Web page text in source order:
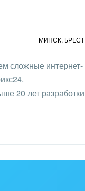
и фармацевтика
аксессуары,
МИНСК, БРЕСТ
сложные интернет-
20 лет разработки